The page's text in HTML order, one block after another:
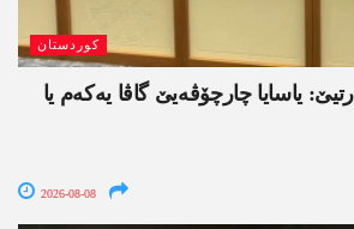
کوردستان
یاسایا چارچۆڤەیێ گاڤا یەکەم یا
2026-08-08